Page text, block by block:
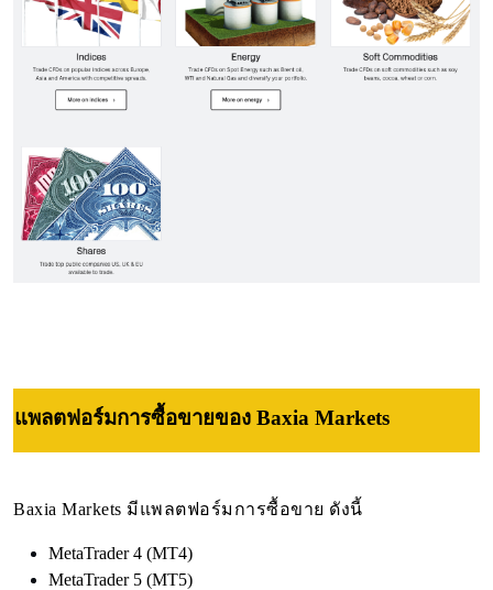
แพลตฟอร์มการซื้อขายของ Baxia Markets
Baxia Markets มีแพลตฟอร์มการซื้อขาย ดังนี้
MetaTrader 4 (MT4)
MetaTrader 5 (MT5)